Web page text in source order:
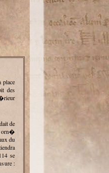
des
orn�
du
se
: